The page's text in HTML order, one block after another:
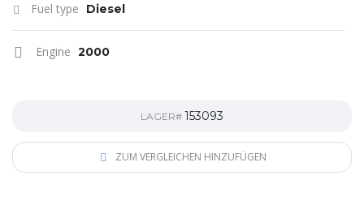
Fuel type Diesel
Engine 2000
LAGER# 153093
ZUM VERGLEICHEN HINZUFÜGEN